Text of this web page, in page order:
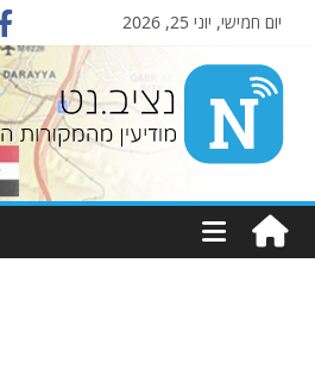
יום חמישי, יוני 25, 2026
Nziv.net
מודיעין
מהמקורות